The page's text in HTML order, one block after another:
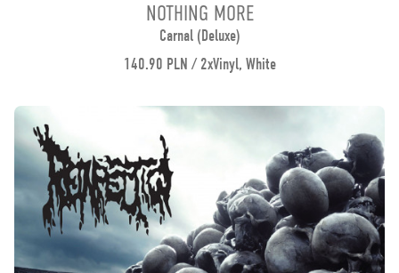
NOTHING MORE
Carnal (Deluxe)
140.90 PLN / 2xVinyl, White